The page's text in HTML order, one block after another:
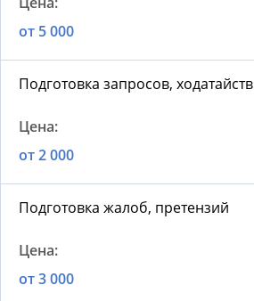
от 5 000
Подготовка запросов, ходатайств
от 2 000
Подготовка жалоб, претензий
от 3 000